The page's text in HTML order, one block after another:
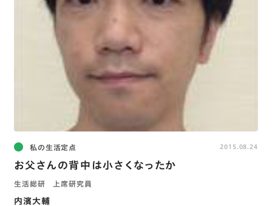
私の生活定点
お父さんの背中は小さくなったか
生活総研 上席研究員
内濱大輔
2015.08.24